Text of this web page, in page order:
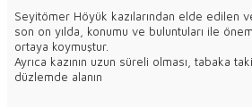
Seyitömer Höyük kazılarından elde edilen
son on yılda, konumu ve buluntuları ile
ortaya koymuştur.
Ayrıca kazının uzun süreli olması, tabaka
düzlemde alanın